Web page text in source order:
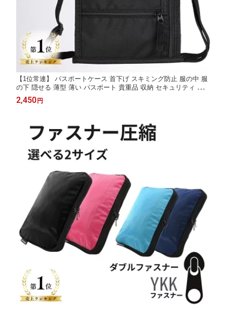
【1位常連】 パスポートケース 首下げ スキミング防止 服の中 服
の下 隠せる 薄型 薄い パスポート 貴重品 収納 セキュリティ ポー
チ 6＋2ポケット 旅行 海外旅行 便利グッズ スキミング 盗難防止
防犯 ネックポーチ パスポート入れ 撥水 18.5×14.5cm 首さげ 首
2,450円